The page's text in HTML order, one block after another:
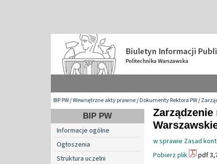
BIP PW/Wewnętrzne akty prawne/Dokumenty Rektora PW/
BIP PW
Informacje ogólne
Ogłoszenia
Struktura uczelni
w sprawie Zasad
Pobierz plik
pdf